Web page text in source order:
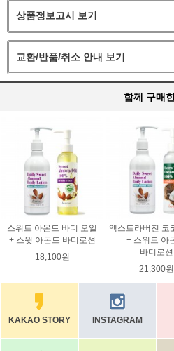
상품정보고시 보기
교환/반품/취소 안내 보기
함께 구매
스위트 아몬드 바디 오일
+ 스윗 아몬드 바디로션
18,100원
엑스트라버진 코
+ 스위트 아
바디로션
21,300원
KAKAO STORY INSTAGRAM